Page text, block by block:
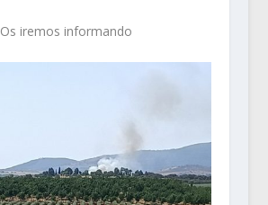
Os iremos informando